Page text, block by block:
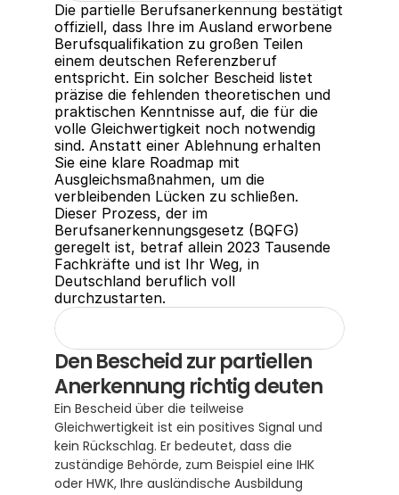
Die partielle Berufsanerkennung bestätigt
offiziell, dass Ihre im Ausland erworbene
Berufsqualifikation zu großen Teilen
einem deutschen Referenzberuf
entspricht. Ein solcher Bescheid listet
präzise die fehlenden theoretischen und
praktischen Kenntnisse auf, die für die
volle Gleichwertigkeit noch notwendig
sind. Anstatt einer Ablehnung erhalten
Sie eine klare Roadmap mit
Ausgleichsmaßnahmen, um die
verbleibenden Lücken zu schließen.
Dieser Prozess, der im
Berufsanerkennungsgesetz (BQFG)
geregelt ist, betraf allein 2023 Tausende
Fachkräfte und ist Ihr Weg, in
Deutschland beruflich voll
durchzustarten.
Den Bescheid zur partiellen
Anerkennung richtig deuten
Ein Bescheid über die teilweise
Gleichwertigkeit ist ein positives Signal und
kein Rückschlag. Er bedeutet, dass die
zuständige Behörde, zum Beispiel eine IHK
oder HWK, Ihre ausländische Ausbildung